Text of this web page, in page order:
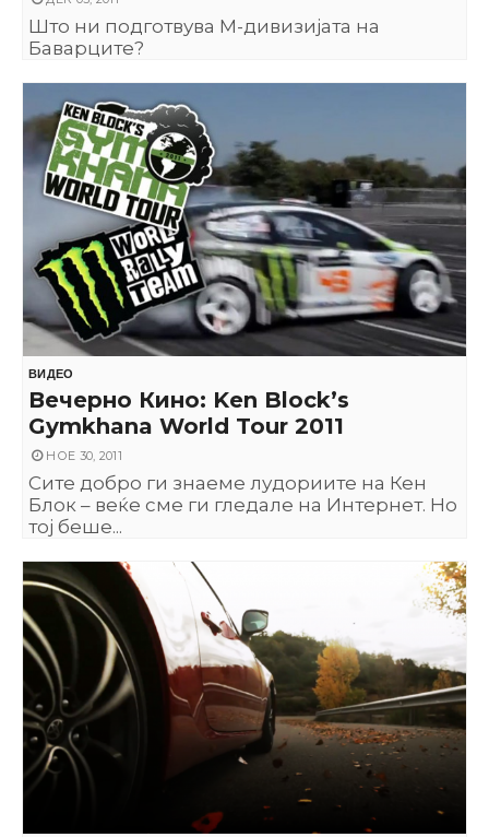
Што ни подготвува М-дивизијата на
Баварците?
ВИДЕО
Вечерно Кино: Ken Block’s
Gymkhana World Tour 2011
НОЕ 30, 2011
Сите добро ги знаеме лудориите на Кен
Блок – веќе сме ги гледале на Интернет. Но
тој беше...